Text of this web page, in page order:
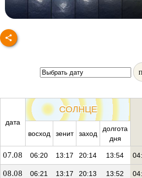
дата
СОЛНЦЕ
восход
зенит заход
долгота
дня
07.08 06:20 13:17 20:14 13:54
08.08 06:21 13:17 20:13 13:52